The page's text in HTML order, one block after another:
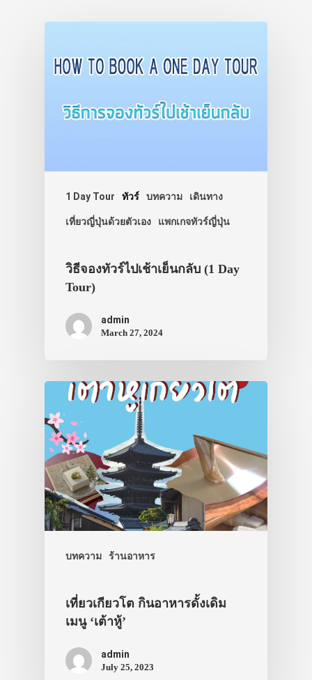
1 Day Tour ทัวร์ บทความ เดินทาง
เที่ยวญี่ปุ่นด้วยตัวเอง แพกเกจทัวร์ญี่ปุ่น
วิธีจองทัวร์ไปเช้าเย็นกลับ (1 Day
Tour)
admin
March 27, 2024
บทความ ร้านอาหาร
เที่ยวเกียวโต กินอาหารดั้งเดิม
เมนู ‘เต้าหู้’
admin
July 25, 2023